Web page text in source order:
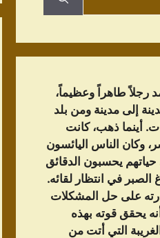
طاهراً وعظيماً،
إلى مدينة ومن بلد
أينما ذهب، كانت
وكان الناس اليائسون
يحسبون الدقائق
في انتظار لقائه.
على حل المشكلات
يحقق قوته بهذه
التي أتت من